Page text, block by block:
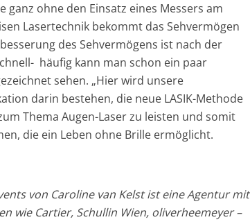
ohne den Einsatz eines Messers am
Lasertechnik bekommt das Sehvermögen
des Sehvermögens ist nach der
häufig kann man schon ein paar
sehen. „Hier wird unsere
darin bestehen, die neue LASIK-Methode
Thema Augen-Laser zu leisten und somit
die ein Leben ohne Brille ermöglicht.
von Caroline van Kelst ist eine Agentur mit
wie Cartier, Schullin Wien, oliverheemeyer –